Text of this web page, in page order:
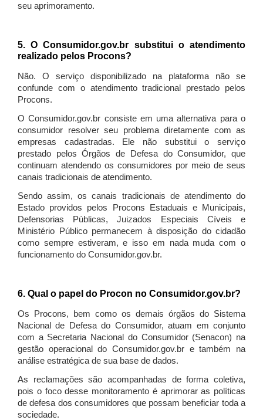
seu aprimoramento.
5. O Consumidor.gov.br substitui o atendimento
realizado pelos Procons?
Não. O serviço disponibilizado na plataforma não se
confunde com o atendimento tradicional prestado pelos
Procons.
O Consumidor.gov.br consiste em uma alternativa para o
consumidor resolver seu problema diretamente com as
empresas cadastradas. Ele não substitui o serviço
prestado pelos Órgãos de Defesa do Consumidor, que
continuam atendendo os consumidores por meio de seus
canais tradicionais de atendimento.
Sendo assim, os canais tradicionais de atendimento do
Estado providos pelos Procons Estaduais e Municipais,
Defensorias Públicas, Juizados Especiais Cíveis e
Ministério Público permanecem à disposição do cidadão
como sempre estiveram, e isso em nada muda com o
funcionamento do Consumidor.gov.br.
6. Qual o papel do Procon no Consumidor.gov.br?
Os Procons, bem como os demais órgãos do Sistema
Nacional de Defesa do Consumidor, atuam em conjunto
com a Secretaria Nacional do Consumidor (Senacon) na
gestão operacional do Consumidor.gov.br e também na
análise estratégica de sua base de dados.
As reclamações são acompanhadas de forma coletiva,
pois o foco desse monitoramento é aprimorar as políticas
de defesa dos consumidores que possam beneficiar toda a
sociedade.